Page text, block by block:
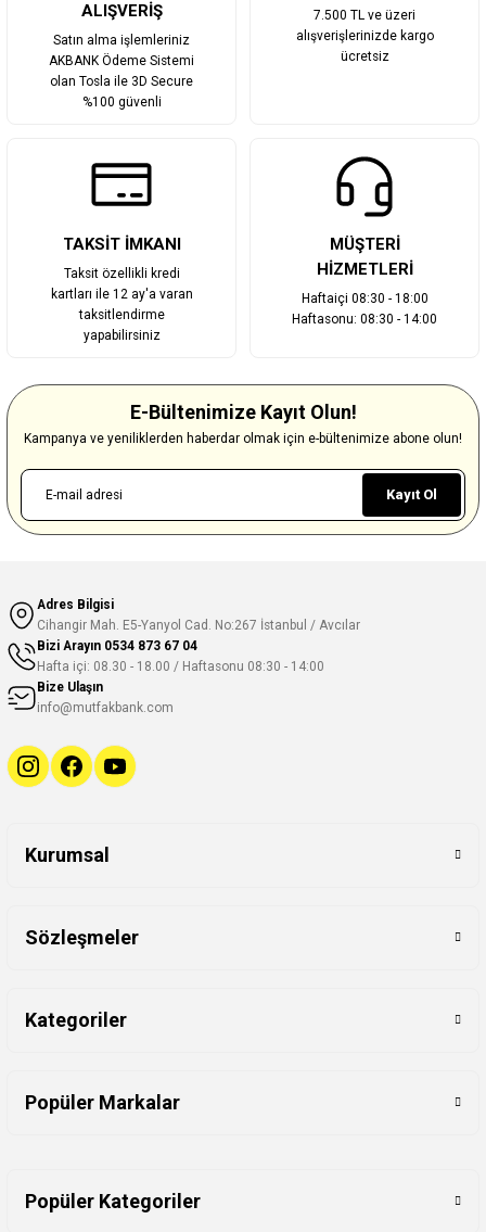
ALIŞVERİŞ
Satın alma işlemleriniz
AKBANK Ödeme Sistemi
olan Tosla ile 3D Secure
%100 güvenli
7.500 TL ve üzeri
alışverişlerinizde kargo
ücretsiz
TAKSİT İMKANI
Taksit özellikli kredi
kartları ile 12 ay'a varan
taksitlendirme
yapabilirsiniz
MÜŞTERİ
HİZMETLERİ
Haftaiçi 08:30 - 18:00
Haftasonu: 08:30 - 14:00
E-Bültenimize Kayıt Olun!
Kampanya ve yeniliklerden haberdar olmak için e-bültenimize abone olun!
Kayıt Ol
Adres Bilgisi
Cihangir Mah. E5-Yanyol Cad. No:267 İstanbul / Avcılar
Bizi Arayın 0534 873 67 04
Hafta içi: 08.30 - 18.00 / Haftasonu 08:30 - 14:00
Bize Ulaşın
info@mutfakbank.com
Kurumsal
Sözleşmeler
Kategoriler
Popüler Markalar
Popüler Kategoriler